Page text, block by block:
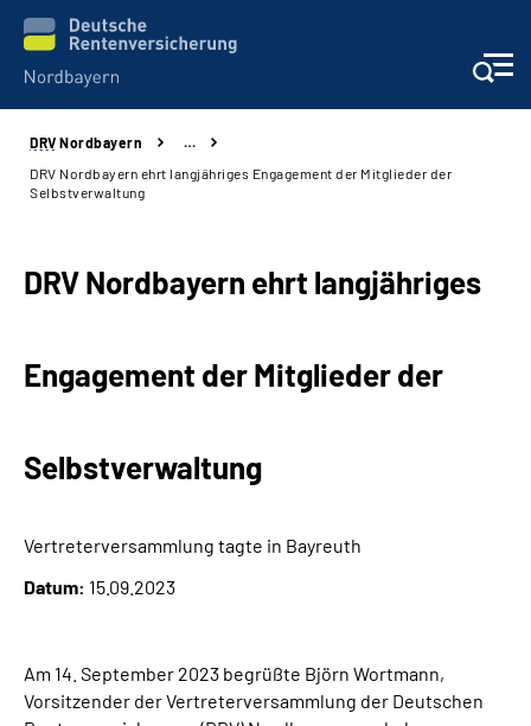
Online-Services
Beratung und Kontakt
Karriere
Über uns
Leichte Sprache
DRV Nordbayern
…
DRV Nordbayern ehrt langjähriges Engagement der Mitglieder der
Selbstverwaltung
DRV Nordbayern ehrt langjähriges
Engagement der Mitglieder der
Selbstverwaltung
Vertreterversammlung tagte in Bayreuth
Datum: 15.09.2023
Am 14. September 2023 begrüßte Björn Wortmann,
Vorsitzender der Vertreterversammlung der Deutschen